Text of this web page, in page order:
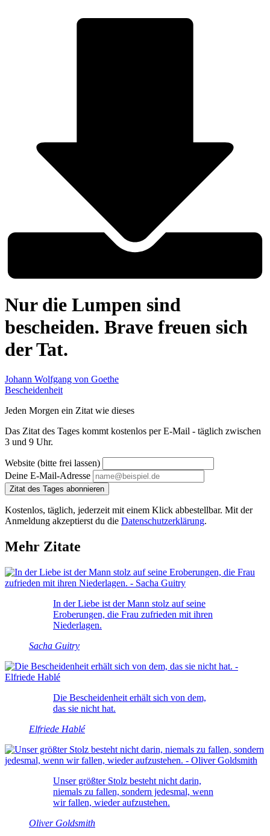
Nur die Lumpen sind
bescheiden. Brave freuen sich
der Tat.
Johann Wolfgang von Goethe
Bescheidenheit
Jeden Morgen ein Zitat wie dieses
Das Zitat des Tages kommt kostenlos per E-Mail - täglich zwischen
3 und 9 Uhr.
Website (bitte frei lassen)
Deine E-Mail-Adresse
Zitat des Tages abonnieren
Kostenlos, täglich, jederzeit mit einem Klick abbestellbar. Mit der
Anmeldung akzeptierst du die Datenschutzerklärung.
Mehr Zitate
In der Liebe ist der Mann stolz auf seine
Eroberungen, die Frau zufrieden mit ihren
Niederlagen.
Sacha Guitry
Die Bescheidenheit erhält sich von dem,
das sie nicht hat.
Elfriede Hablé
Unser größter Stolz besteht nicht darin,
niemals zu fallen, sondern jedesmal, wenn
wir fallen, wieder aufzustehen.
Oliver Goldsmith